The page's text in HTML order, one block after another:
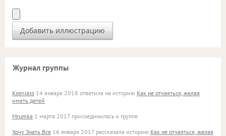
Журнал группы
Kseniass 14 января 2018 ответила на историю Как не отчаяться, желая
иметь детей
Mrumka 1 марта 2017 присоединилась к группе
Хочу Знать Все 16 января 2017 рассказала историю Как не отчаяться, желая